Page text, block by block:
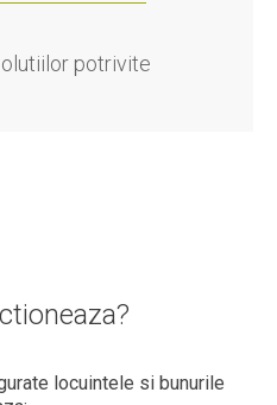
potrivite
locuintele si bunurile